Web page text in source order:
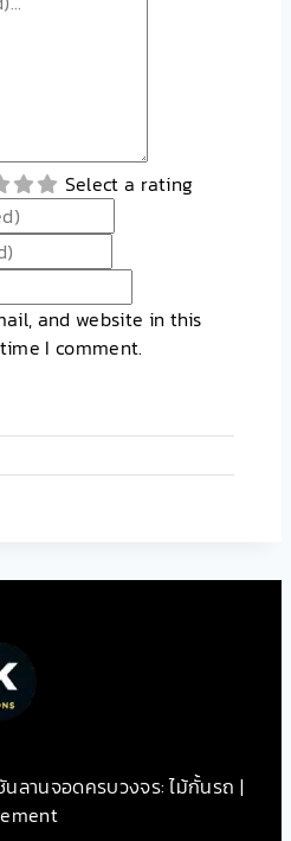
Select a rating
and website in this
I comment.
ลานจอดครบวงจร: ไม้กั้นรถ |